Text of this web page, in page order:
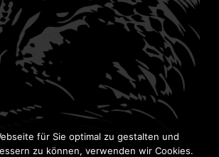
für Sie optimal zu gestalten und
zu können, verwenden wir Cookies.